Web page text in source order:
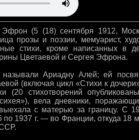
Эфрон (5 (18) сентября 1912,
прозы и поэзии, мемуарист,
стихи, кроме написанных в
Цветаевой и Сергея Эфрона.
называли Ариадну Алей; ей
(включая цикл «Стихи к
(20 стихотворений
вела дневники,
с матерью за границу. С
по 1937 г. — во Франции, откуда 18